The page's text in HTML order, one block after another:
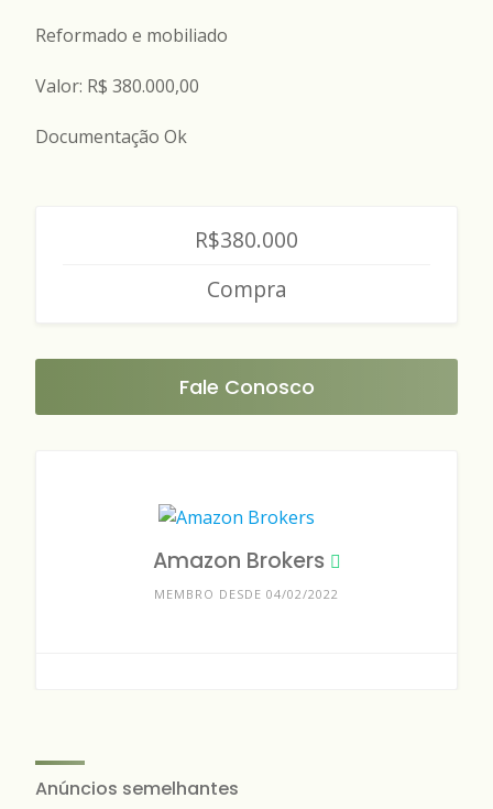
Reformado e mobiliado
Valor: R$ 380.000,00
Documentação Ok
R$380.000
Compra
Fale Conosco
Amazon Brokers
MEMBRO DESDE 04/02/2022
Anúncios semelhantes